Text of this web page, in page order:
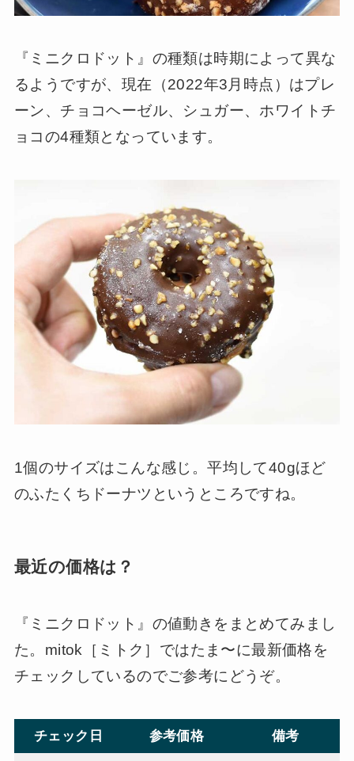
『ミニクロドット』の種類は時期によって異な
るようですが、現在（2022年3月時点）はプレ
ーン、チョコヘーゼル、シュガー、ホワイトチ
ョコの4種類となっています。
1個のサイズはこんな感じ。平均して40gほど
のふたくちドーナツというところですね。
最近の価格は？
『ミニクロドット』の値動きをまとめてみまし
た。mitok［ミトク］ではたま〜に最新価格を
チェックしているのでご参考にどうぞ。
チェック日 参考価格 備考